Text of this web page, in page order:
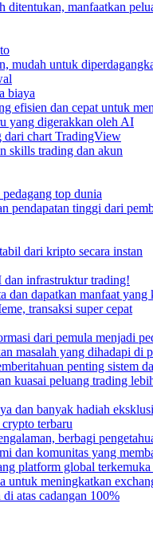
ditentukan, manfaatkan
mudah untuk
biaya
efisien dan cepat untuk
yang digerakkan oleh AI
dari chart TradingView
skills trading dan akun
top dunia
pendapatan tinggi dari
dari kripto secara instan
infrastruktur trading!
dan dapatkan manfaat
transaksi super cepat
dari pemula menjadi
masalah yang dihadapi di
penting sistem
kuasai peluang trading
dan banyak hadiah
terbaru
berbagi
dan komunitas yang
platform global
untuk meningkatkan
atas cadangan 100%